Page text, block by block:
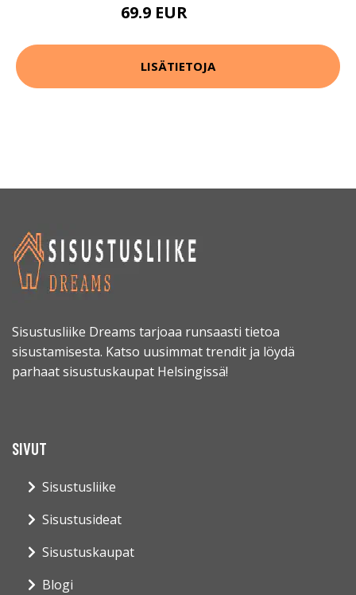
69.9 EUR
LISÄTIETOJA
Sisustusliike Dreams tarjoaa runsaasti tietoa
sisustamisesta. Katso uusimmat trendit ja löydä
parhaat sisustuskaupat Helsingissä!
SIVUT
Sisustusliike
Sisustusideat
Sisustuskaupat
Blogi